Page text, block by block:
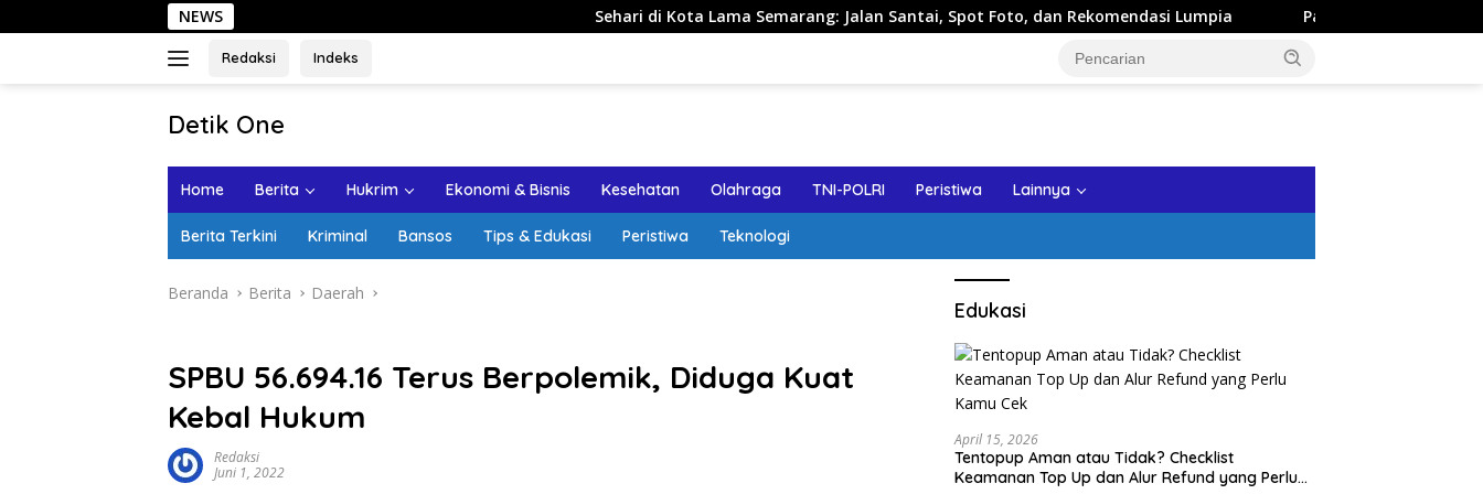
ke
NEWS Sehari di Kota Lama Semarang: Jalan Santai, Spot Foto, dan Rekomendasi Lumpia Panduan Wisata Keluarga ke Kota Batu:
Redaksi Indeks
Detik One
Ungkap
Home Berita Hukrim Ekonomi & Bisnis Kesehatan Olahraga TNI-POLRI Peristiwa Lainnya
Berita Terkini Kriminal Bansos Tips & Edukasi Peristiwa Teknologi
Beranda Berita Daerah
SPBU 56.694.16 Terus Berpolemik, Diduga Kuat
Kebal Hukum
Redaksi
Juni 1, 2022
Edukasi
April 15, 2026
Tentopup Aman atau Tidak? Checklist
Keamanan Top Up dan Alur Refund yang Perlu